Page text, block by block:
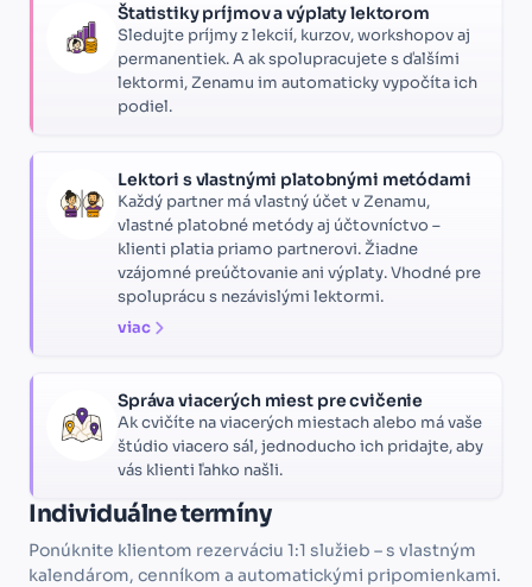
Štatistiky príjmov a výplaty lektorom
Sledujte príjmy z lekcií, kurzov, workshopov aj
permanentiek. A ak spolupracujete s ďalšími
lektormi, Zenamu im automaticky vypočíta ich
podiel.
Lektori s vlastnými platobnými metódami
Každý partner má vlastný účet v Zenamu,
vlastné platobné metódy aj účtovníctvo –
klienti platia priamo partnerovi. Žiadne
vzájomné preúčtovanie ani výplaty. Vhodné pre
spoluprácu s nezávislými lektormi.
viac
Správa viacerých miest pre cvičenie
Ak cvičíte na viacerých miestach alebo má vaše
štúdio viacero sál, jednoducho ich pridajte, aby
vás klienti ľahko našli.
Individuálne termíny
Ponúknite klientom rezerváciu 1:1 služieb – s vlastným
kalendárom, cenníkom a automatickými pripomienkami.